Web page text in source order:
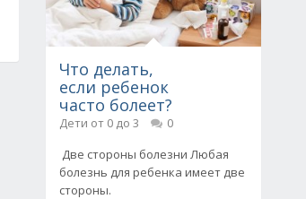
Что делать,
если ребенок
часто болеет?
Дети от 0 до 3
0
Две стороны болезни Любая
болезнь для ребенка имеет две
стороны.